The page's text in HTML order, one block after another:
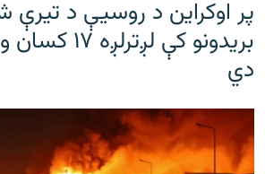
پر اوکراین د روسیې د تیرې
بریدونو کې
دي